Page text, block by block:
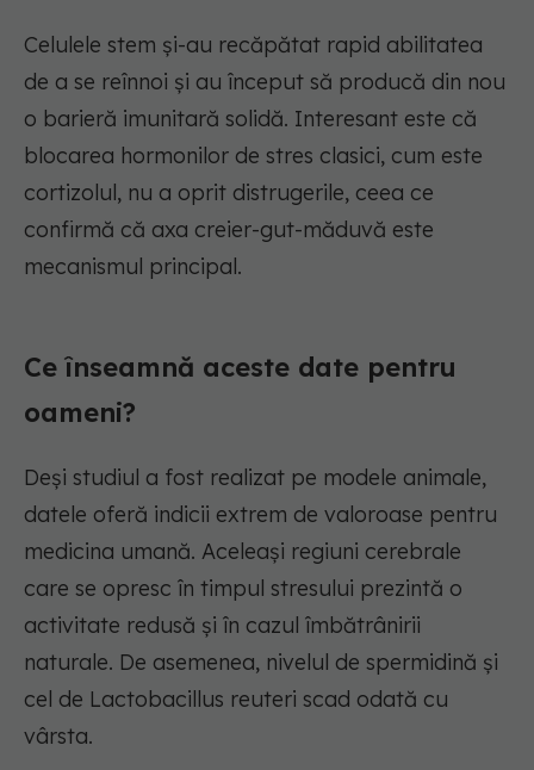
Celulele stem și-au recăpătat rapid abilitatea
de a se reînnoi și au început să producă din nou
o barieră imunitară solidă. Interesant este că
blocarea hormonilor de stres clasici, cum este
cortizolul, nu a oprit distrugerile, ceea ce
confirmă că axa creier-gut-măduvă este
mecanismul principal.
Ce înseamnă aceste date pentru
oameni?
Deși studiul a fost realizat pe modele animale,
datele oferă indicii extrem de valoroase pentru
medicina umană. Aceleași regiuni cerebrale
care se opresc în timpul stresului prezintă o
activitate redusă și în cazul îmbătrânirii
naturale. De asemenea, nivelul de spermidină și
cel de Lactobacillus reuteri scad odată cu
vârsta.